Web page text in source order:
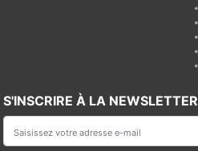
S'INSCRIRE À LA NEWSLETTER